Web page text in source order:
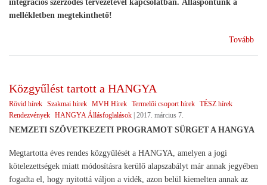
integrációs szerződés tervezetével kapcsolatban. Álláspontunk a
mellékletben megtekinthető!
Tovább
Közgyűlést tartott a HANGYA
Rövid hírek Szakmai hírek MVH Hírek Termelői csoport hírek TÉSZ hírek
Rendezvények HANGYA Állásfoglalások 2017. március 7.
NEMZETI SZÖVETKEZETI PROGRAMOT SÜRGET A HANGYA
Megtartotta éves rendes közgyűlését a HANGYA, amelyen a jogi
kötelezettségek miatt módosításra kerülő alapszabályt már annak jegyében
fogadta el, hogy nyitottá váljon a vidék, azon belül kiemelten annak az